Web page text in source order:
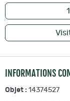
INFORMATIONS
Objet : 14374527